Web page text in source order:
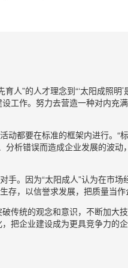
的人才理念到“‘太阳成照明’
工作。努力去营造一种对内充
要在标准的框架内进行。“
析错误而造成企业发展的波
因为“太阳成人”认为在市场
存，以信誉求发展，把质量当
统的观念和意识，不断加大
把企业建设成为更具竞争力的